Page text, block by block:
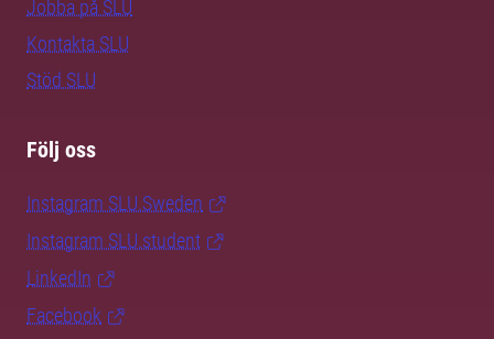
Jobba på SLU
Kontakta SLU
Stöd SLU
Följ oss
Instagram SLU.Sweden
Instagram SLU.student
LinkedIn
Facebook